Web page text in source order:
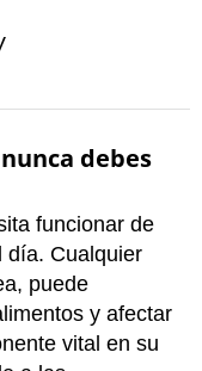
debes
funcionar de
día. Cualquier
puede
y afectar
vital en su